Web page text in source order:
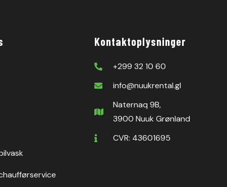
Kontaktoplysninger
+299 32 10 60
info@nuukrental.gl
Naternaq 9B,
3900 Nuuk Grønland
CVR: 43601695